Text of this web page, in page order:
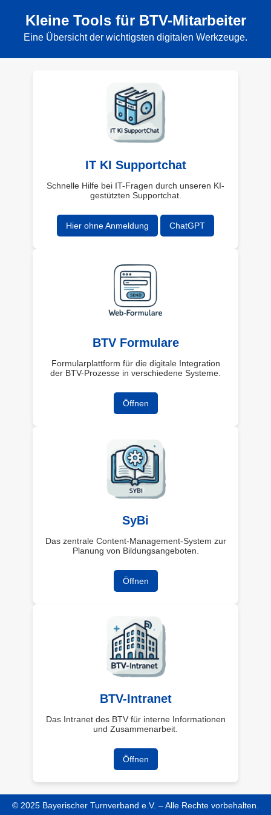
Kleine Tools für BTV-Mitarbeiter
Eine Übersicht der wichtigsten digitalen Werkzeuge.
IT KI Supportchat
Schnelle Hilfe bei IT-Fragen durch unseren KI-
gestützten Supportchat.
Hier ohne Anmeldung ChatGPT
BTV Formulare
Formularplattform für die digitale Integration
der BTV-Prozesse in verschiedene Systeme.
Öffnen
SyBi
Das zentrale Content-Management-System zur
Planung von Bildungsangeboten.
Öffnen
BTV-Intranet
Das Intranet des BTV für interne Informationen
und Zusammenarbeit.
Öffnen
© 2025 Bayerischer Turnverband e.V. – Alle Rechte vorbehalten.